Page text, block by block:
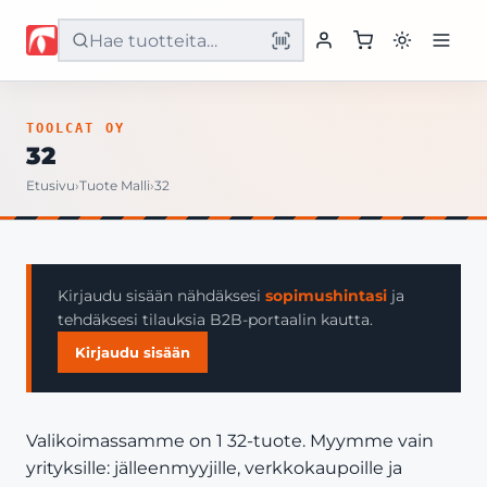
Etusivu
Yritys
Yhteystiedot
TOOLCAT OY
32
Etusivu›Tuote Malli›32
Kirjaudu sisään nähdäksesi sopimushintasi ja
tehdäksesi tilauksia B2B-portaalin kautta.
Kirjaudu sisään
Valikoimassamme on 1 32-tuote. Myymme vain
yrityksille: jälleenmyyjille, verkkokaupoille ja